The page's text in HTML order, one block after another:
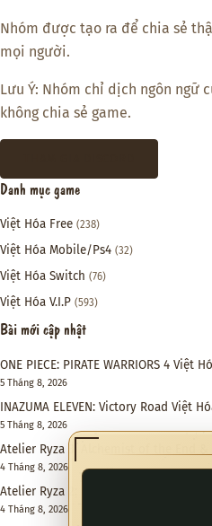
Nhóm được tạo ra để chia sẻ
mọi người.
Lưu Ý: Nhóm chỉ dịch ngôn ngữ
không chia sẻ game.
Danh mục game
Việt Hóa Free (238)
Việt Hóa Mobile/Ps4 (32)
Việt Hóa Switch (76)
Việt Hóa V.I.P (593)
Bài mới cập nhật
ONE PIECE: PIRATE WARRIORS 4 Việt
5 Tháng 8, 2026
INAZUMA ELEVEN: Victory Road Việt
5 Tháng 8, 2026
Atelier Ryza 3: Alchemist of the End &
4 Tháng 8, 2026
Atelier Ryza 2: Lost Legends & the
4 Tháng 8, 2026